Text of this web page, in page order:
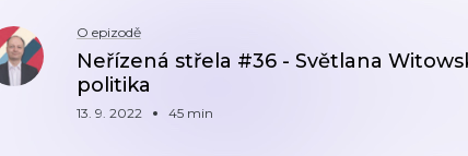
O epizodě
Neřízená střela #36 - Světlana
politika
13. 9. 2022 45 min